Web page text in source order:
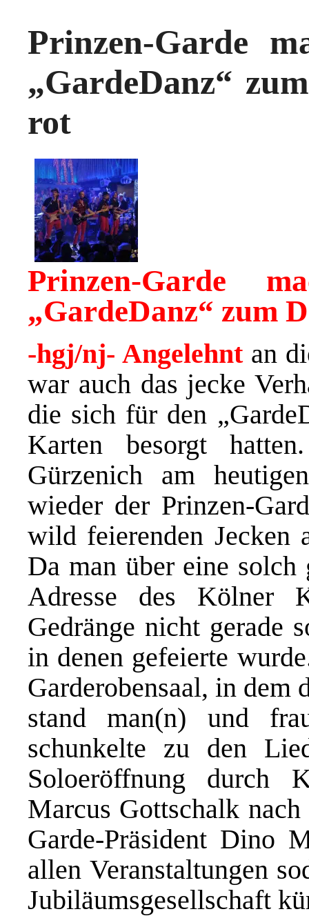
Prinzen-Garde
„GardeDanz“
rot
Prinzen-Garde
„GardeDanz“ zum
-hgj/nj- Angelehntan
war auch das jecke
die sich für den
Karten besorgt
Gürzenich am
wieder der Prinzen-
wild feierenden Jecken
Da man über eine solch
Adresse des Kölner
Gedränge nicht gerade
in denen gefeierte
Garderobensaal, in dem
stand man(n) und
schunkelte zu den
Soloeröffnung durch
Marcus Gottschalk
Garde-Präsident Dino
allen Veranstaltungen
Jubiläumsgesellschaft